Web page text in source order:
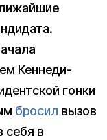
Кеннеди-
гонки
бросил вызов
себя в